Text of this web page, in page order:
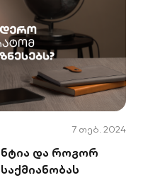
7 თებ. 2024
და როგორ